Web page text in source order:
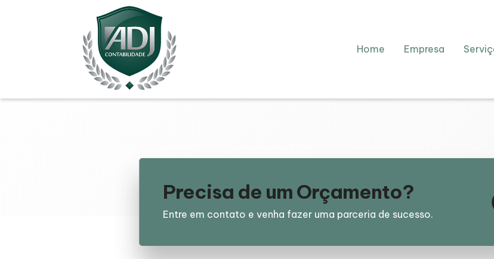
Home Empresa
Precisa de um Orçamento?
Entre em contato e venha fazer uma parceria de sucesso.